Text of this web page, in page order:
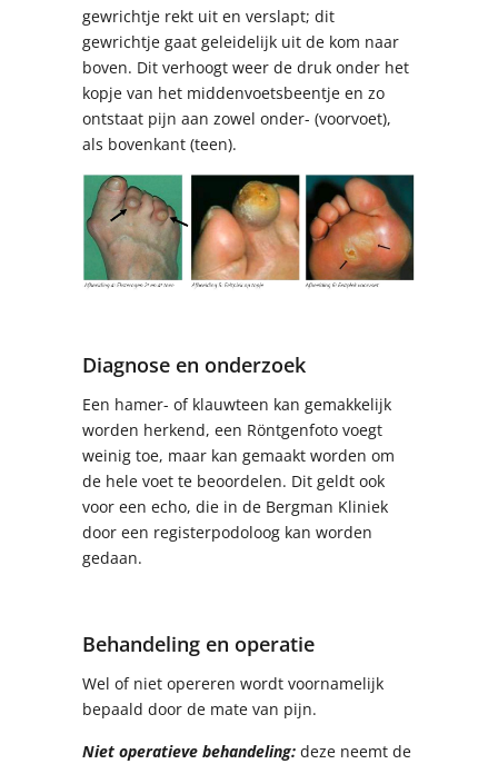
gewrichtje rekt uit en verslapt; dit
gewrichtje gaat geleidelijk uit de kom naar
boven. Dit verhoogt weer de druk onder het
kopje van het middenvoetsbeentje en zo
ontstaat pijn aan zowel onder- (voorvoet),
als bovenkant (teen).
Diagnose en onderzoek
Een hamer- of klauwteen kan gemakkelijk
worden herkend, een Röntgenfoto voegt
weinig toe, maar kan gemaakt worden om
de hele voet te beoordelen. Dit geldt ook
voor een echo, die in de Bergman Kliniek
door een registerpodoloog kan worden
gedaan.
Behandeling en operatie
Wel of niet opereren wordt voornamelijk
bepaald door de mate van pijn.
Niet operatieve behandeling: deze neemt de